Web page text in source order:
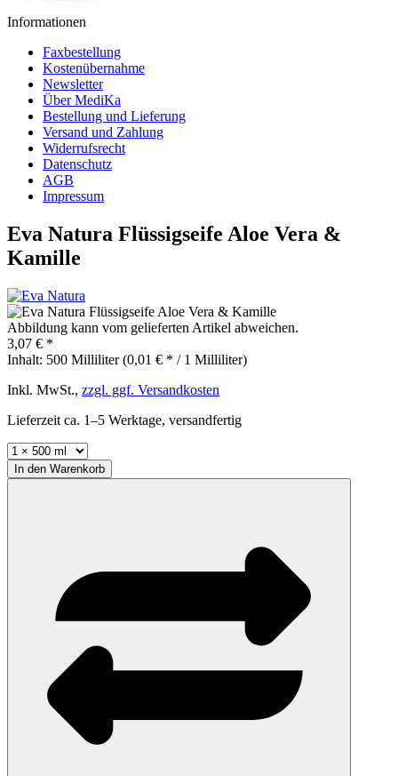
Informationen
Faxbestellung
Kostenübernahme
Newsletter
Über MediKa
Bestellung und Lieferung
Versand und Zahlung
Widerrufsrecht
Datenschutz
AGB
Impressum
Eva Natura Flüssigseife Aloe Vera &
Kamille
Abbildung kann vom gelieferten Artikel abweichen.
3,07 € *
Inhalt: 500 Milliliter (0,01 € * / 1 Milliliter)
Inkl. MwSt., zzgl. ggf. Versandkosten
Lieferzeit ca. 1–5 Werktage, versandfertig
In den Warenkorb